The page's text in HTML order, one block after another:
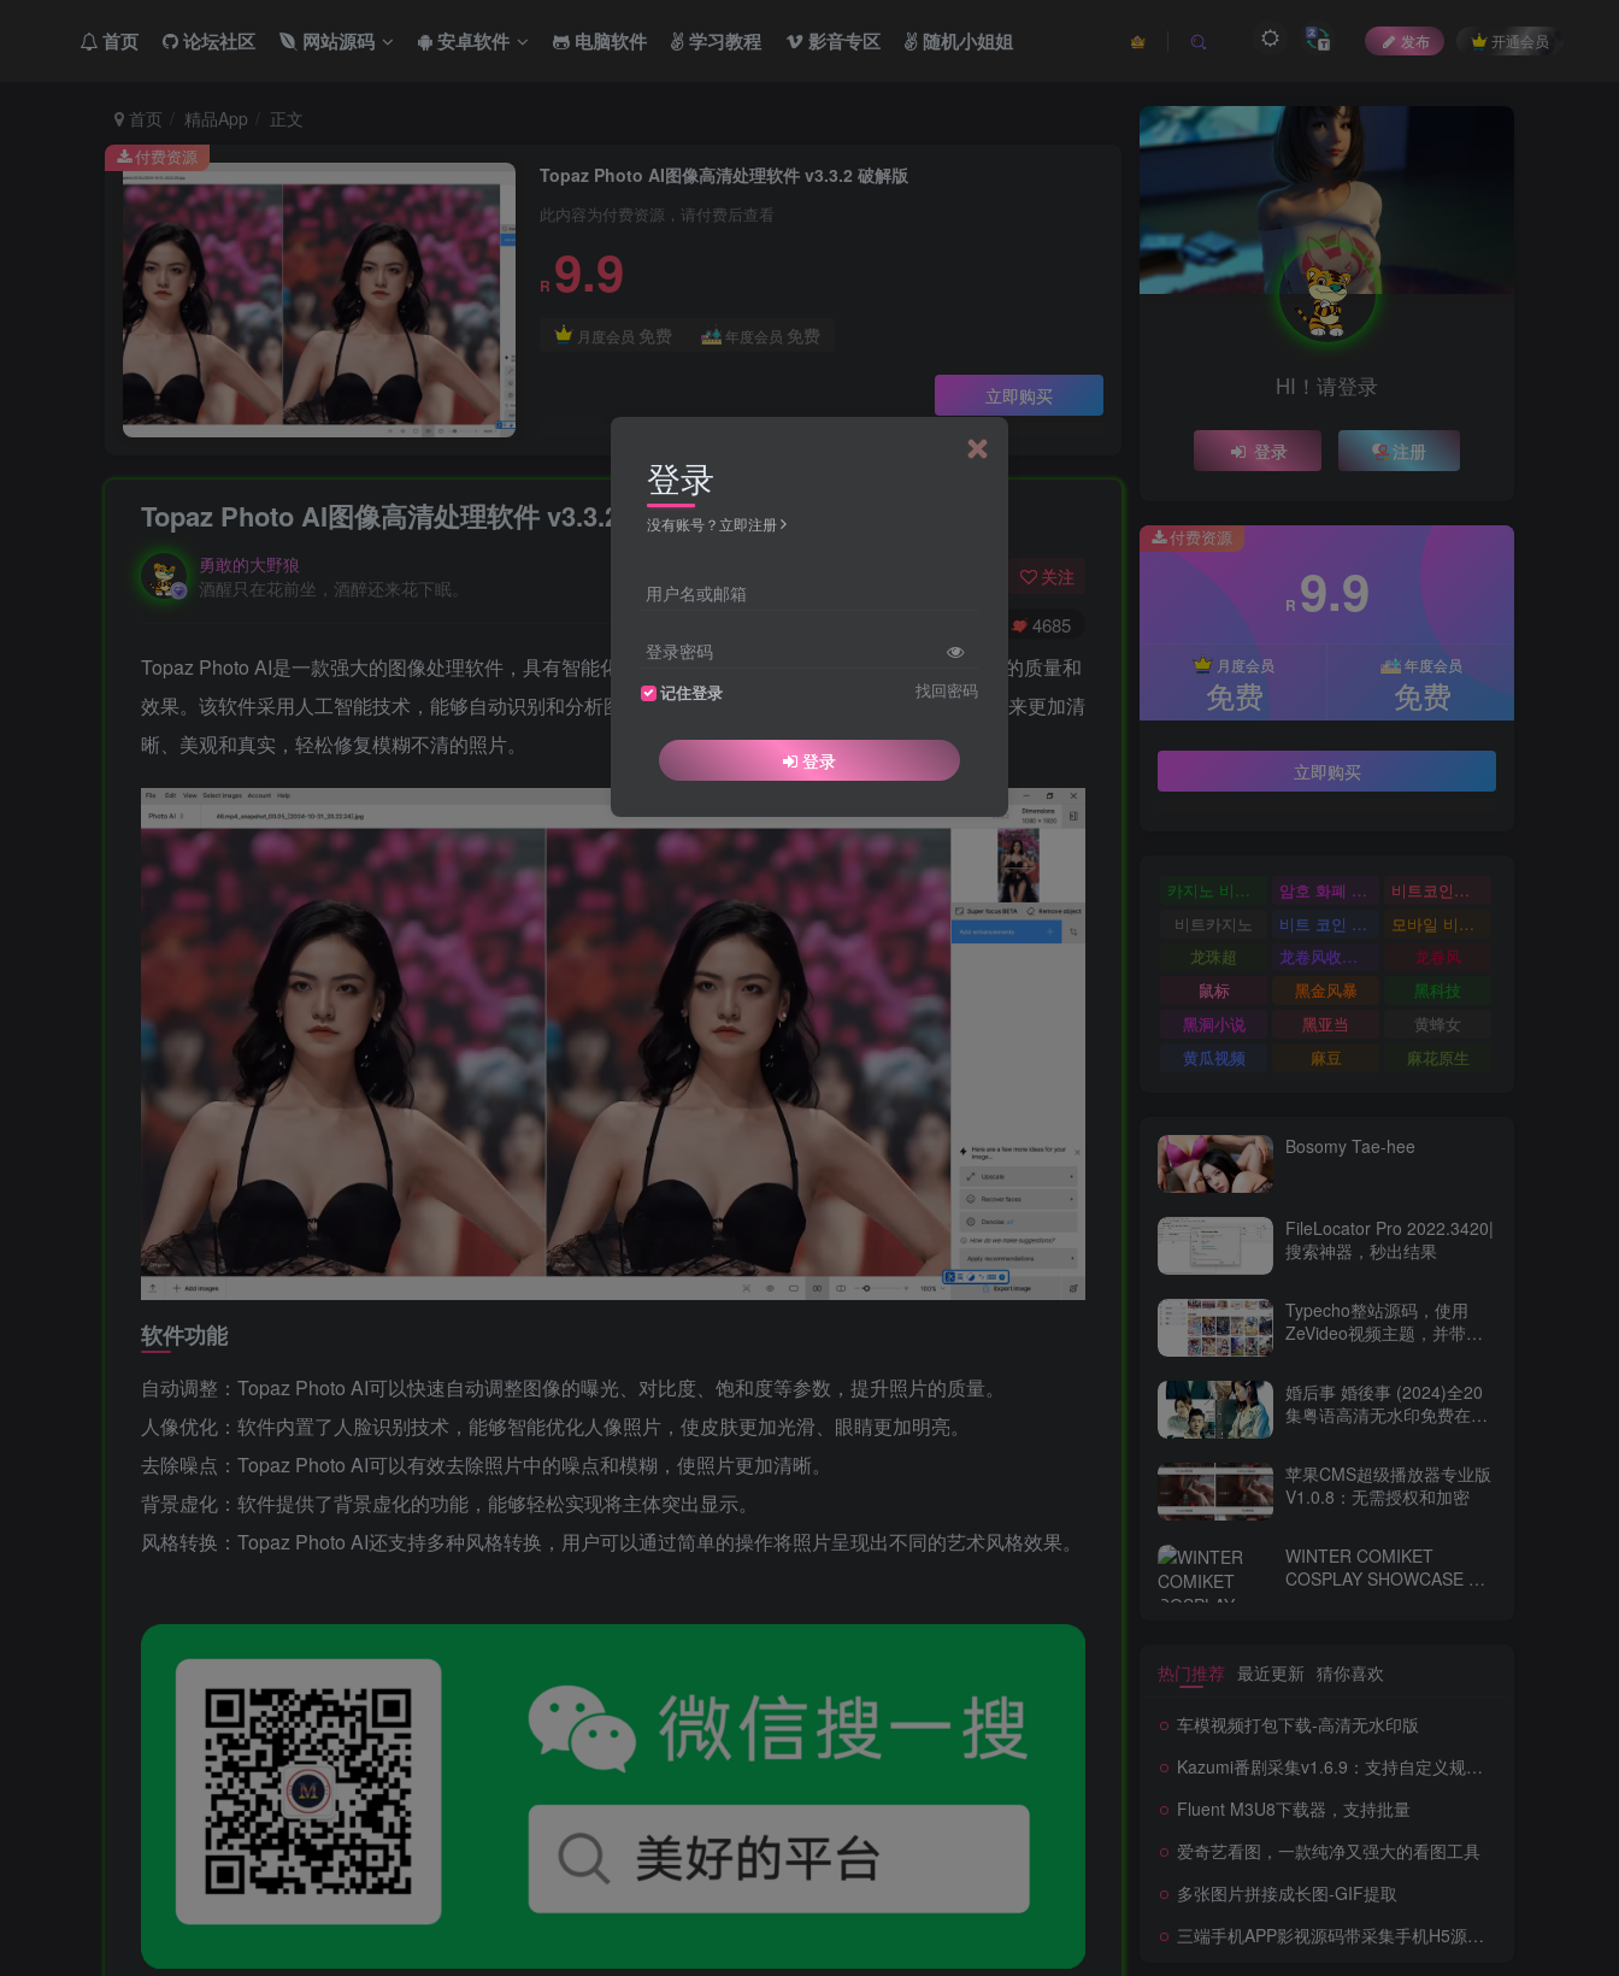
首页 论坛社区 网站源码 安卓软件 电脑软件 学习教程 影音专区 随机小姐姐 发布 开通会员
首页 精品App 正文
Topaz Photo AI图像高清处理软件 v3.3.2 破解版
此内容为付费资源，请付费后查看
R 9.9
月度会员 免费 年度会员 免费
立即购买
付费资源
Topaz Photo AI图像高清处理软件 v3.3.2 破解版
勇敢的大野狼
酒醒只在花前坐，酒醉还来花下眠。
关注
4685
Topaz Photo AI是一款强大的图像处理软件，具有智能化的图片编辑功能，能够帮助用户轻松提升照片的质量和
效果。该软件采用人工智能技术，能够自动识别和分析图像，并根据需要进行调整和优化，使照片看起来更加清
晰、美观和真实，轻松修复模糊不清的照片。
软件功能
自动调整：Topaz Photo AI可以快速自动调整图像的曝光、对比度、饱和度等参数，提升照片的质量。
人像优化：软件内置了人脸识别技术，能够智能优化人像照片，使皮肤更加光滑、眼睛更加明亮。
去除噪点：Topaz Photo AI可以有效去除照片中的噪点和模糊，使照片更加清晰。
背景虚化：软件提供了背景虚化的功能，能够轻松实现将主体突出显示。
风格转换：Topaz Photo AI还支持多种风格转换，用户可以通过简单的操作将照片呈现出不同的艺术风格效果。
HI！请登录
登录 注册
付费资源
R 9.9
月度会员
免费
年度会员
免费
立即购买
카지노 비트코인 암호 화폐 카지노
비트코인카지노
비트카지노
비트 코인 온라인 카지노
모바일 비트 코인 카지노
龙珠超
龙卷风收音机
龙卷风
鼠标
黑金风暴
黑科技
黑洞小说
黑亚当
黄蜂女
黄瓜视频
麻豆 麻花原生
Bosomy Tae-hee
FileLocator Pro 2022.3420|
搜索神器，秒出结果
Typecho整站源码，使用
ZeVideo视频主题，并带有
婚后事 婚後事 (2024)全20
集粤语高清无水印免费在线
苹果CMS超级播放器专业版
V1.0.8：无需授权和加密
WINTER COMIKET
COSPLAY SHOWCASE コ
热门推荐 最近更新 猜你喜欢
车模视频打包下载-高清无水印版
Kazumi番剧采集v1.6.9：支持自定义规则+在线观看+弹幕，跨平台下载
Fluent M3U8下载器，支持批量
爱奇艺看图，一款纯净又强大的看图工具
多张图片拼接成长图-GIF提取
三端手机APP影视源码带采集手机H5源码带VIP卡密功能
登录
没有账号？立即注册
用户名或邮箱
登录密码
记住登录 找回密码
登录